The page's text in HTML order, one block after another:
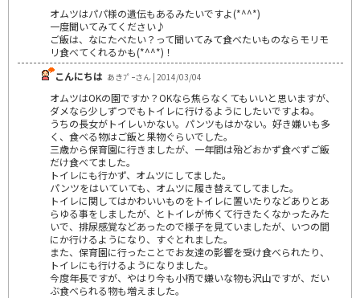
オムツはパパ様の遺伝もあるみたいですよ(*^^*)
一度聞いてみてください♪
ご飯は、なにたべたい？って聞いてみて食べたいものならモリモ
リ食べてくれるかも(*^^*)！
こんにちは あきﾌﾟｰさん | 2014/03/04
オムツはOKの園ですか？OKなら焦らなくてもいいと思いますが、
ダメなら少しずつでもトイレに行けるようにしたいですよね。
うちの長女がトイレいかない。パンツもはかない。好き嫌いも多
く、食べる物はご飯と果物ぐらいでした。
三歳から保育園に行きましたが、一年間は殆どおかず食べずご飯
だけ食べてました。
トイレにも行かず、オムツにしてました。
パンツをはいていても、オムツに履き替えてしてました。
トイレに関してはかわいいものをトイレに置いたりなどありとあ
らゆる事をしましたが、とトイレが怖くて行きたくなかったみた
いで、排尿感覚などあったので様子を見ていましたが、いつの間
にか行けるようになり、すぐとれました。
また、保育園に行ったことでお友達の影響を受け食べられたり、
トイレにも行けるようになりました。
今度年長ですが、やはり今も小柄で嫌いな物も沢山ですが、だい
ぶ食べられる物も増えました。